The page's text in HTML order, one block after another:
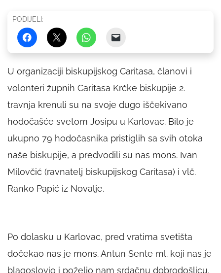
PODIJELI:
U organizaciji biskupijskog Caritasa, članovi i
volonteri župnih Caritasa Krčke biskupije 2.
travnja krenuli su na svoje dugo iščekivano
hodočašće svetom Josipu u Karlovac. Bilo je
ukupno 79 hodočasnika pristiglih sa svih otoka
naše biskupije, a predvodili su nas mons. Ivan
Milovčić (ravnatelj biskupijskog Caritasa) i vlč.
Ranko Papić iz Novalje.
Po dolasku u Karlovac, pred vratima svetišta
dočekao nas je mons. Antun Sente ml. koji nas je
blagoslovio i poželio nam srdačnu dobrodošlicu.